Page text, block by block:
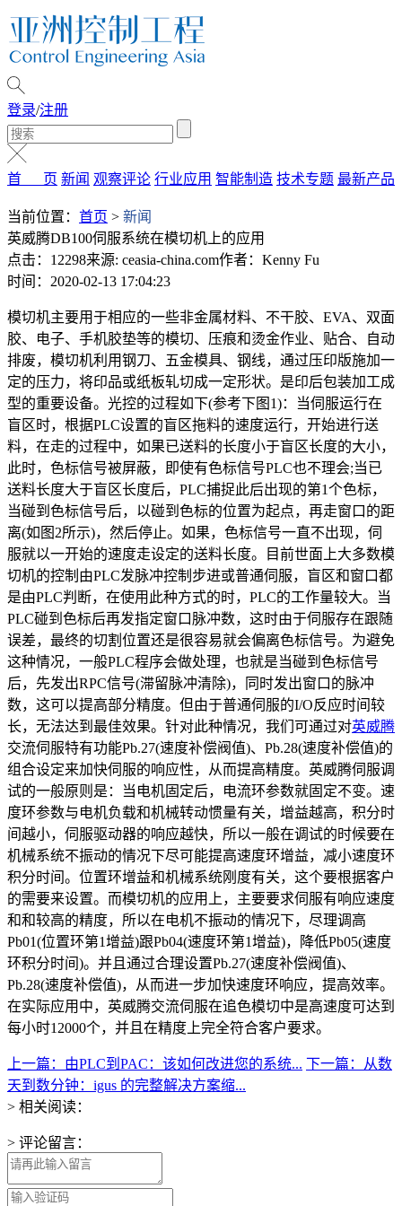
登录/注册
首 页 新闻 观察评论 行业应用 智能制造 技术专题 最新产品
当前位置： 首页 > 新闻
英威腾DB100伺服系统在模切机上的应用
点击：12298来源: ceasia-china.com作者：Kenny Fu
时间：2020-02-13 17:04:23
模切机主要用于相应的一些非金属材料、不干胶、EVA、双面
胶、电子、手机胶垫等的模切、压痕和烫金作业、贴合、自动
排废，模切机利用钢刀、五金模具、钢线，通过压印版施加一
定的压力，将印品或纸板轧切成一定形状。是印后包装加工成
型的重要设备。光控的过程如下(参考下图1)：当伺服运行在
盲区时，根据PLC设置的盲区拖料的速度运行，开始进行送
料，在走的过程中，如果已送料的长度小于盲区长度的大小，
此时，色标信号被屏蔽，即使有色标信号PLC也不理会;当已
送料长度大于盲区长度后，PLC捕捉此后出现的第1个色标，
当碰到色标信号后，以碰到色标的位置为起点，再走窗口的距
离(如图2所示)，然后停止。如果，色标信号一直不出现，伺
服就以一开始的速度走设定的送料长度。目前世面上大多数模
切机的控制由PLC发脉冲控制步进或普通伺服，盲区和窗口都
是由PLC判断，在使用此种方式的时，PLC的工作量较大。当
PLC碰到色标后再发指定窗口脉冲数，这时由于伺服存在跟随
误差，最终的切割位置还是很容易就会偏离色标信号。为避免
这种情况，一般PLC程序会做处理，也就是当碰到色标信号
后，先发出RPC信号(滞留脉冲清除)，同时发出窗口的脉冲
数，这可以提高部分精度。但由于普通伺服的I/O反应时间较
长，无法达到最佳效果。针对此种情况，我们可通过对英威腾
交流伺服特有功能Pb.27(速度补偿阀值)、Pb.28(速度补偿值)的
组合设定来加快伺服的响应性，从而提高精度。英威腾伺服调
试的一般原则是：当电机固定后，电流环参数就固定不变。速
度环参数与电机负载和机械转动惯量有关，增益越高，积分时
间越小，伺服驱动器的响应越快，所以一般在调试的时候要在
机械系统不振动的情况下尽可能提高速度环增益，减小速度环
积分时间。位置环增益和机械系统刚度有关，这个要根据客户
的需要来设置。而模切机的应用上，主要要求伺服有响应速度
和和较高的精度，所以在电机不振动的情况下，尽理调高
Pb01(位置环第1增益)跟Pb04(速度环第1增益)，降低Pb05(速度
环积分时间)。并且通过合理设置Pb.27(速度补偿阀值)、
Pb.28(速度补偿值)，从而进一步加快速度环响应，提高效率。
在实际应用中，英威腾交流伺服在追色模切中是高速度可达到
每小时12000个，并且在精度上完全符合客户要求。
上一篇：由PLC到PAC：该如何改进您的系统... 下一篇：从数
天到数分钟：igus 的完整解决方案缩...
> 相关阅读：
> 评论留言：